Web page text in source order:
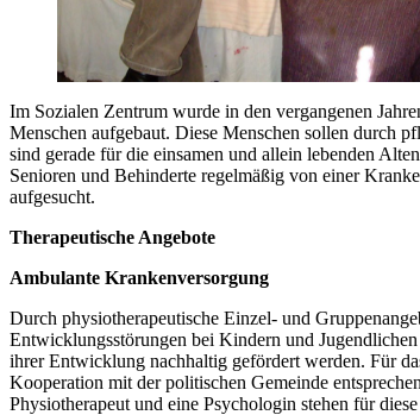
Im Sozialen Zentrum wurde in den vergangenen
Menschen aufgebaut. Diese Menschen sollen durch
sind gerade für die einsamen und allein lebenden
Senioren und Behinderte regelmäßig von einer
aufgesucht.
Therapeutische Angebote
Ambulante Krankenversorgung
Durch physiotherapeutische Einzel- und
Entwicklungsstörungen bei Kindern und
ihrer Entwicklung nachhaltig gefördert werden. Für
Kooperation mit der politischen Gemeinde
Physiotherapeut und eine Psychologin stehen für